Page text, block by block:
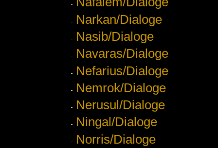
Narkan/Dialoge
Nasib/Dialoge
Navaras/Dialoge
Nefarius/Dialoge
Nemrok/Dialoge
Nerusul/Dialoge
Ningal/Dialoge
Norris/Dialoge